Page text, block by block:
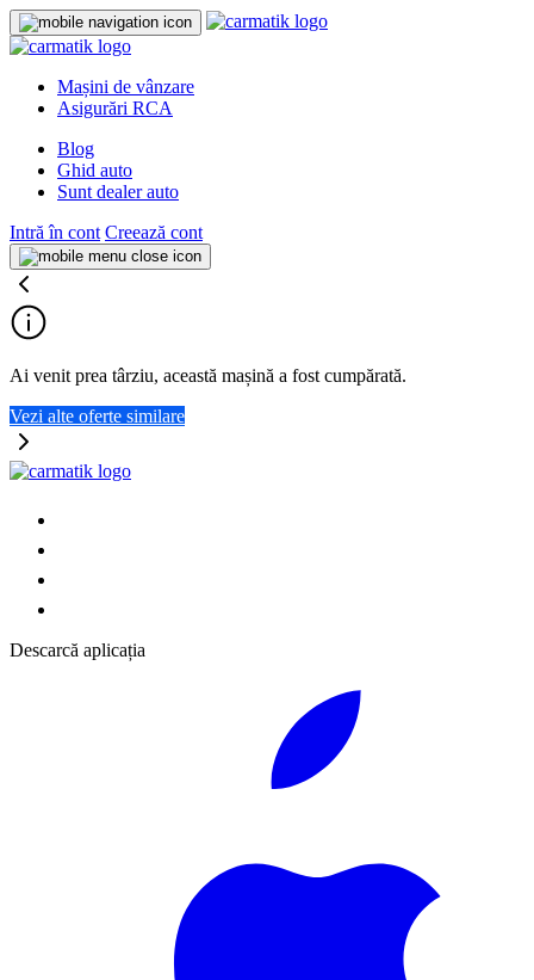
Mașini de vânzare
Asigurări RCA
Blog
Ghid auto
Sunt dealer auto
Intră în cont Creează cont
Ai venit prea târziu, această mașină a fost cumpărată.
Vezi alte oferte similare
Descarcă aplicația